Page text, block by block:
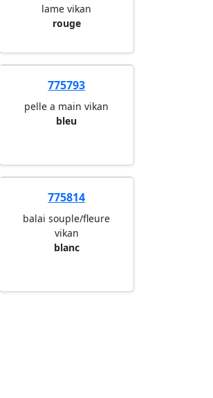
lame vikan
rouge
775793
pelle a main vikan
bleu
775814
balai souple/fleure
vikan
blanc